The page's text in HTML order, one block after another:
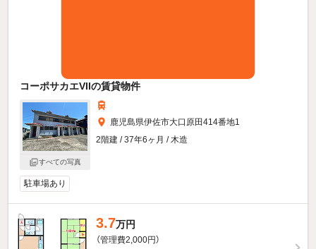
コーポサカエVIIの賃貸物件
すべての写真
鹿児島県伊佐市大口原田414番地1
2階建 / 37年6ヶ月 / 木造
駐車場あり
3.7万円
（管理費2,000円）